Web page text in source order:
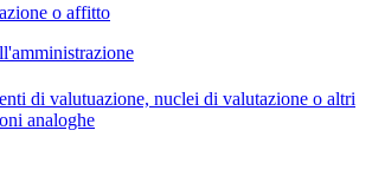
o affitto
di valutuazione, nuclei di valutazione o altri
analoghe